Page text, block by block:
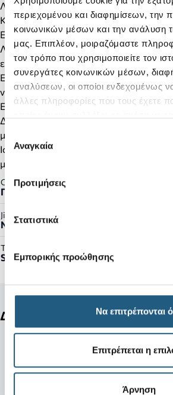
περιεχομένου και διαφημίσεων, την
κοινωνικών μέσων και την ανάλυση
μας. Επιπλέον, μοιραζόμαστε
τον τρόπο που χρησιμοποιείτε τον
συνεργάτες κοινωνικών μέσων,
αναλύσεων, οι οποίοι ενδεχομένως
άλλες πληροφορίες που τους έχετε
Επιλογή
συγκατάθεσης
Αναγκαία
Προτιμήσεις
Στατιστικά
Εμπορικής προώθησης
Να επιτρέπονται
Επιτρέπεται η
Άρνηση
Λεπτομέρειες προϊόντος:
Κατασκευή Croslite™ με προφύλαξη
Επάνω μέρος με δύο λουράκια
Λουράκι στη φτέρνα και στον
εφαρμογή
Επάνω κλείσιμο με διπλό άγκιστρο και
velcro
Ελαφρύ και ευκολοφόρετο
Διακοσμήστε τα με Jibbitz™ charms
μοναδικό
Iconic Crocs Comfort™: Ελαφρύ.
μοιρών.
Gender:
Παιδικό
Jibbitz™ Ready:
Ναι
Τύπος Προϊόντος:
Sandals
Δείτε ακόμη